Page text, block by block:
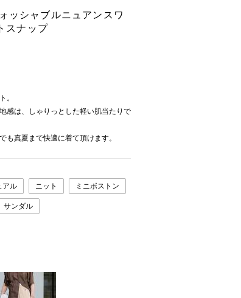
シャブルニュアンスワ
スナップ
。
感は、しゃりっとした軽い肌当たりで
も真夏まで快適に着て頂けます。
アル ニット ミニボストン
サンダル